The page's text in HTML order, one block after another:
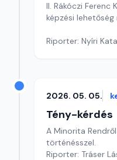
II. Rákóczi Ferenc
képzési lehetőség
Riporter: Nyíri Kata
2026. 05. 05.
Tény-kérdés
A Minorita
történésszel.
Riporter: Tráser